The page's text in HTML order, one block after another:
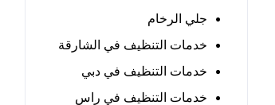
جلي الرخام
خدمات التنظيف في الشارقة
خدمات التنظيف في دبي
خدمات التنظيف في راس